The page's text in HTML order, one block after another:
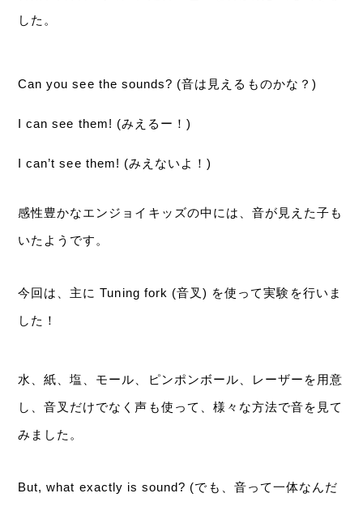
した。
Can you see the sounds? (音は見えるものかな？)
I can see them! (みえるー！)
I can’t see them! (みえないよ！)
感性豊かなエンジョイキッズの中には、音が見えた子も
いたようです。
今回は、主に Tuning fork (音叉) を使って実験を行いま
した！
水、紙、塩、モール、ピンポンボール、レーザーを用意
し、音叉だけでなく声も使って、様々な方法で音を見て
みました。
But, what exactly is sound? (でも、音って一体なんだ